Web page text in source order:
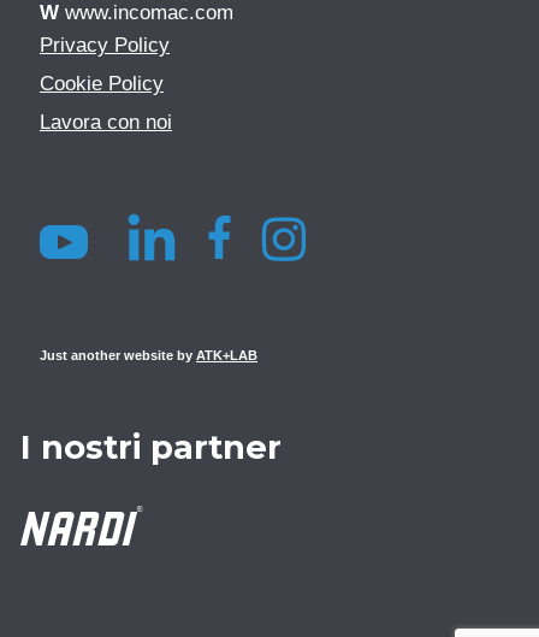
W www.incomac.com
Privacy Policy
Cookie Policy
Lavora con noi
Just another website by ATK+LAB
I nostri partner